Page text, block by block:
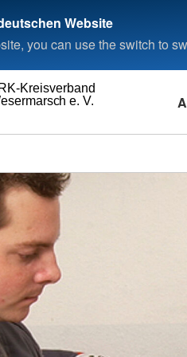
Website
you can use the switch to
e. V.
Kreisverband